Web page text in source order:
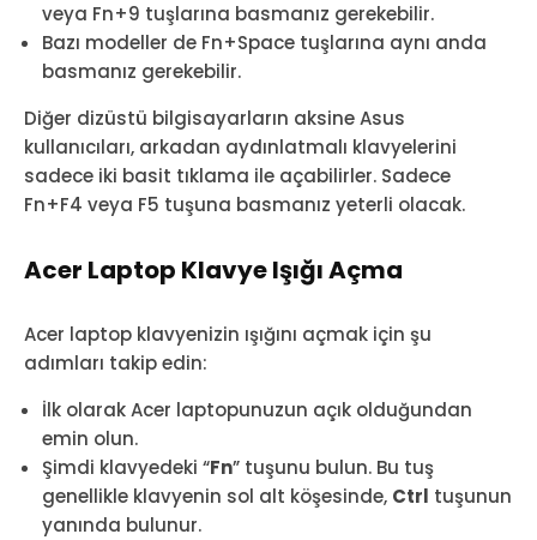
veya Fn+9 tuşlarına basmanız gerekebilir.
Bazı modeller de Fn+Space tuşlarına aynı anda
basmanız gerekebilir.
Diğer dizüstü bilgisayarların aksine Asus
kullanıcıları, arkadan aydınlatmalı klavyelerini
sadece iki basit tıklama ile açabilirler. Sadece
Fn+F4 veya F5 tuşuna basmanız yeterli olacak.
Acer Laptop Klavye Işığı Açma
Acer laptop klavyenizin ışığını açmak için şu
adımları takip edin:
İlk olarak Acer laptopunuzun açık olduğundan
emin olun.
Şimdi klavyedeki “Fn” tuşunu bulun. Bu tuş
genellikle klavyenin sol alt köşesinde, Ctrl tuşunun
yanında bulunur.